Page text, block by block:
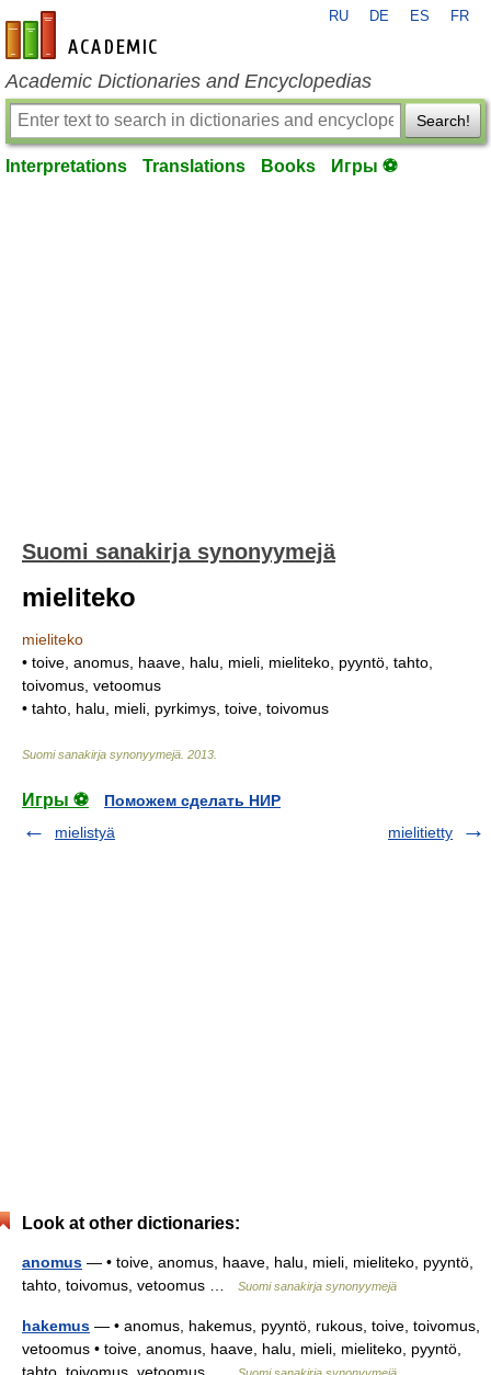
en-academic.com
RU DE ES FR
Academic Dictionaries and Encyclopedias
Search!
Interpretations Translations Books Игры ⚽
Suomi sanakirja synonyymejä
mieliteko
mieliteko
• toive, anomus, haave, halu, mieli, mieliteko, pyyntö, tahto,
toivomus, vetoomus
• tahto, halu, mieli, pyrkimys, toive, toivomus
Suomi sanakirja synonyymejä 2013
Игры ⚽
Поможем сделать НИР
mielistyä
mielitietty
Look at other dictionaries:
anomus — • toive, anomus, haave, halu, mieli, mieliteko, pyyntö,
tahto, toivomus, vetoomus …
Suomi sanakirja synonyymejä
hakemus — • anomus, hakemus, pyyntö, rukous, toive, toivomus,
vetoomus • toive, anomus, haave, halu, mieli, mieliteko, pyyntö,